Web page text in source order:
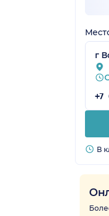
г
В